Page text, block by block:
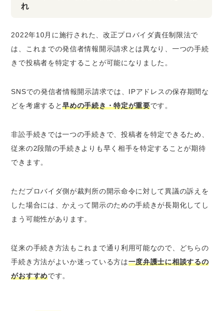
れ
2022年10月に施行された、改正プロバイダ責任制限法で
は、これまでの発信者情報開示請求とは異なり、 一つの手続
きで投稿者を特定することが可能になりました。
SNSでの発信者情報開示請求では、IPアドレスの保存期間な
どを考慮すると早めの手続き・特定が重要です。
非訟手続きでは一つの手続きで、投稿者を特定できるため、
従来の2段階の手続きよりも早く相手を特定することが期待
できます。
ただプロバイダ側が裁判所の開示命令に対して異議の訴えを
した場合には、かえって開示のための手続きが長期化してし
まう可能性があります。
従来の手続き方法もこれまで通り利用可能なので、どちらの
手続き方法がよいか迷っている方は一度弁護士に相談するの
がおすすめです。